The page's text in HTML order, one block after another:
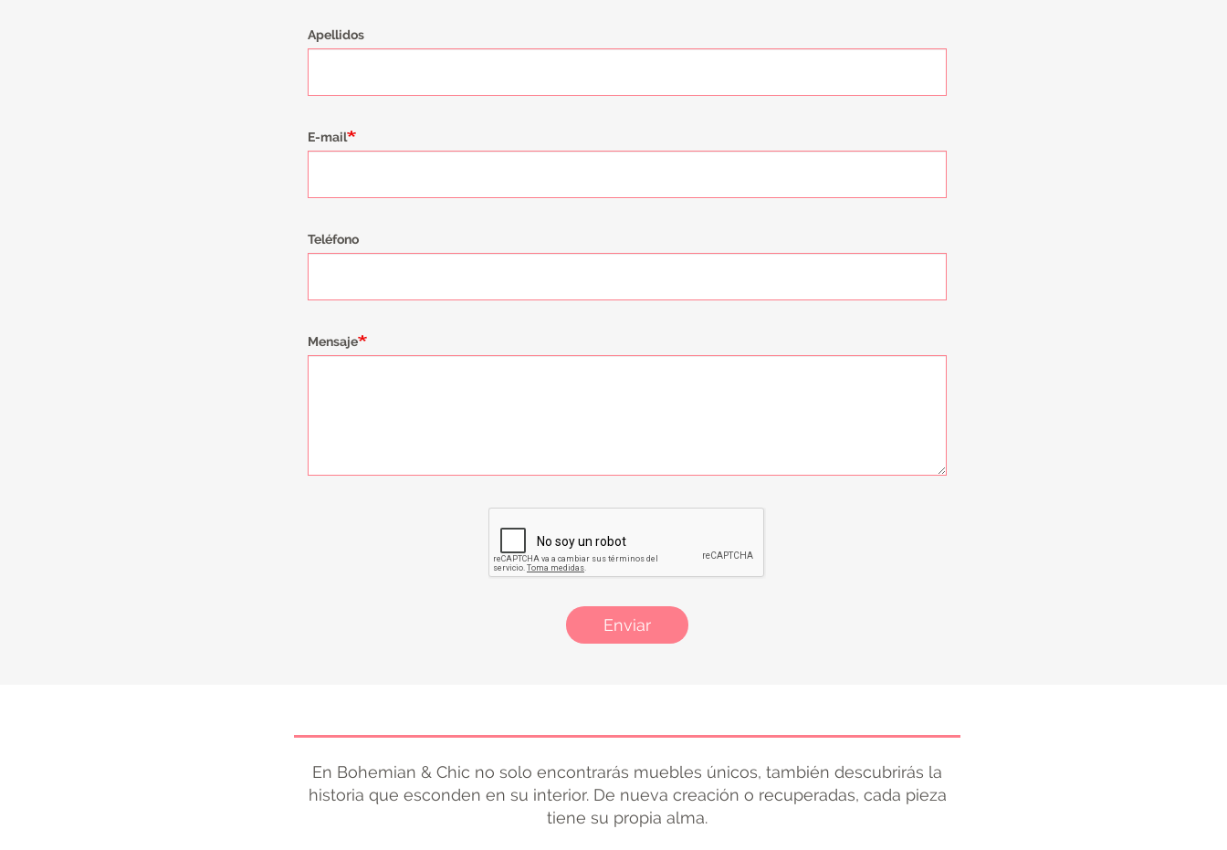
Apellidos
E-mail
Teléfono
Mensaje
Enviar
En Bohemian & Chic no solo encontrarás muebles únicos, también descubrirás la
historia que esconden en su interior. De nueva creación o recuperadas, cada pieza
tiene su propia alma.